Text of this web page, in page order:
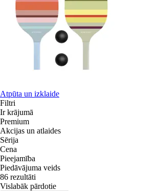
Atpūta un izklaide
Filtri
Ir krājumā
Premium
Akcijas un atlaides
Sērija
Cena
Pieejamība
Piedāvājuma veids
86 rezultāti
Vislabāk pārdotie